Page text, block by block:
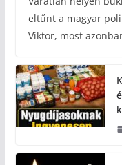
eltűnt a magyar
Viktor, most